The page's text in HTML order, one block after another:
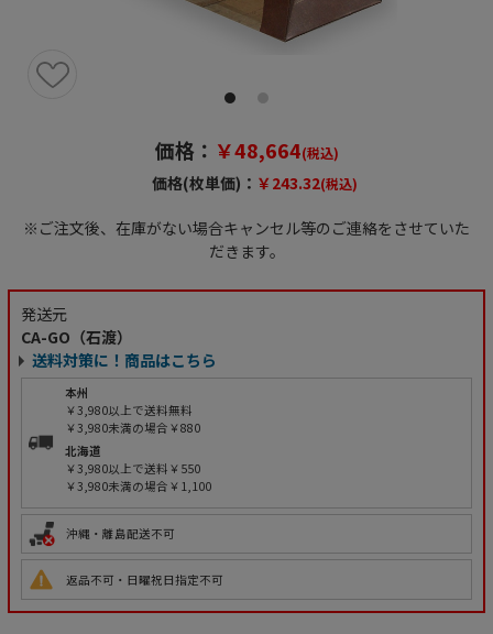
価格： ￥48,664(税込)
価格(枚単価)： ￥243.32(税込)
※ご注文後、在庫がない場合キャンセル等のご連絡をさせていた
だきます。
発送元
CA-GO（石渡）
送料対策に！商品はこちら
本州
￥3,980以上で送料無料
￥3,980未満の場合￥880
北海道
￥3,980以上で送料￥550
￥3,980未満の場合￥1,100
沖縄・離島配送不可
返品不可・日曜祝日指定不可